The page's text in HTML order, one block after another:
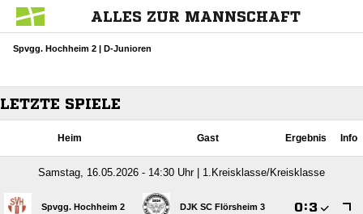
ALLES ZUR MANNSCHAFT
Spvgg. Hochheim 2 | D-Junioren
LETZTE SPIELE
Heim Gast Ergebnis Info
Samstag, 16.05.2026 - 14:30 Uhr | 1.Kreisklasse/Kreisklasse
Spvgg. Hochheim 2 DJK SC Flörsheim 3 :